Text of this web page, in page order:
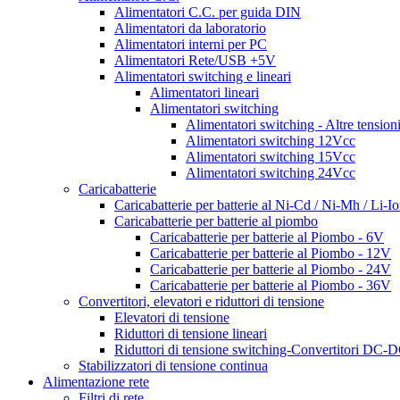
Alimentatori C.C. per guida DIN
Alimentatori da laboratorio
Alimentatori interni per PC
Alimentatori Rete/USB +5V
Alimentatori switching e lineari
Alimentatori lineari
Alimentatori switching
Alimentatori switching - Altre tensioni
Alimentatori switching 12Vcc
Alimentatori switching 15Vcc
Alimentatori switching 24Vcc
Caricabatterie
Caricabatterie per batterie al Ni-Cd / Ni-Mh / Li-
Caricabatterie per batterie al piombo
Caricabatterie per batterie al Piombo - 6V
Caricabatterie per batterie al Piombo - 12V
Caricabatterie per batterie al Piombo - 24V
Caricabatterie per batterie al Piombo - 36V
Convertitori, elevatori e riduttori di tensione
Elevatori di tensione
Riduttori di tensione lineari
Riduttori di tensione switching-Convertitori DC-
Stabilizzatori di tensione continua
Alimentazione rete